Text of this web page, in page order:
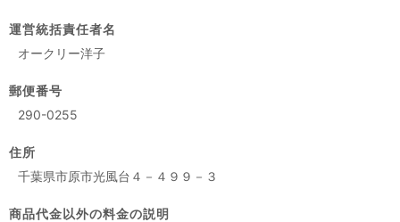
運営統括責任者名
オークリー洋子
郵便番号
290-0255
住所
千葉県市原市光風台４－４９９－３
商品代金以外の料金の説明